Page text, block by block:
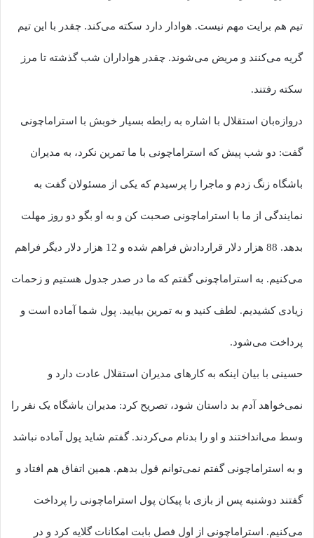
تیم هم برایت مهم نیست. هوادار دارد سکته می‌کند. چقدر با این تیم
گریه می‌کنند و مریض می‌شوند. چقدر هواداران شب گذشته تا مرز
سکته رفتند.
دروازه‌بان استقلال با اشاره به رابطه بسیار خوبش با استراماچونی
گفت: دو شب پیش که استراماچونی با ما تمرین نکرد، به مدیران
باشگاه زنگ زدم و ماجرا را پرسیدم که یکی از مسئولان گفت به
نمایندگی از ما با استراماچونی صحبت کن و به او بگو دو روز مهلت
بدهد. 88 هزار دلار قراردادش فراهم شده و 12 هزار دلار دیگر فراهم
می‌کنیم. به استراماچونی گفتم که ما در صدر جدول هستیم و زحمات
زیادی کشیدیم. لطف کنید و به تمرین بیایید. پول شما آماده است و
پرداخت می‌شود.
حسینی با بیان اینکه به کارهای مدیران استقلال عادت دارد و
نمی‌خواهد آدم بد داستان شود، تصریح کرد: مدیران باشگاه یک نفر را
وسط می‌انداختند و او را بدنام می‌کردند. گفتم شاید پول آماده نباشد
و به استراماچونی گفتم نمی‌توانم قول بدهم. همین اتفاق هم افتاد و
گفتند دوشنبه پس از بازی با پیکان پول استراماچونی را پرداخت
می‌کنیم. استراماچونی از اول فصل بابت امکانات گلایه کرد و در